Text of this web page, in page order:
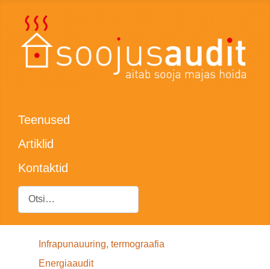
Teenused
Artiklid
Kontaktid
Otsing
Infrapunauuring, termograafia
Energiaaudit